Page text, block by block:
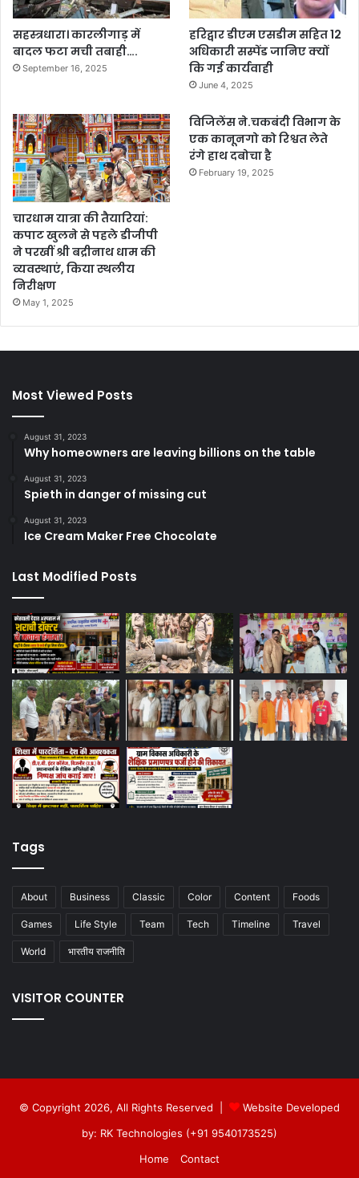
सहस्त्रधारा। कारलीगाड़ में
बादल फटा मची तबाही….
September 16, 2025
हरिद्वार डीएम एसडीम सहित 12
अधिकारी सस्पेंड जानिए क्यों
कि गई कार्यवाही
June 4, 2025
चारधाम यात्रा की तैयारियां:
कपाट खुलने से पहले डीजीपी
ने परखीं श्री बद्रीनाथ धाम की
व्यवस्थाएं, किया स्थलीय
निरीक्षण
May 1, 2025
विजिलेंस ने.चकबंदी विभाग के
एक कानूनगो को रिश्वत लेते
रंगे हाथ दबोचा है
February 19, 2025
Most Viewed Posts
August 31, 2023
Why homeowners are leaving billions on the table
August 31, 2023
Spieth in danger of missing cut
August 31, 2023
Ice Cream Maker Free Chocolate
Last Modified Posts
Tags
About Business Classic Color Content Foods
Games Life Style Team Tech Timeline Travel
World भारतीय राजनीति
VISITOR COUNTER
© Copyright 2026, All Rights Reserved |
Website Developed
by: RK Technologies (+91 9540173525)
Home
Contact